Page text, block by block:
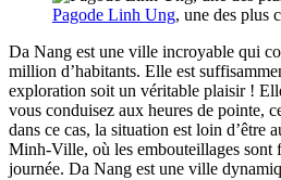
Pagode Linh Ung, une des plus
Da Nang est une ville incroyable qui
million d’habitants. Elle est
exploration soit un véritable plaisir !
vous conduisez aux heures de pointe,
dans ce cas, la situation est loin d’être
Minh-Ville, où les embouteillages sont
journée. Da Nang est une ville